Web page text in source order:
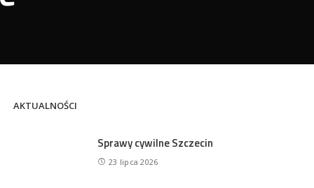
AKTUALNOŚCI
Sprawy cywilne Szczecin
23 lipca 2026